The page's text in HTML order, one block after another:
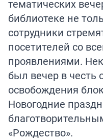
тематических
библиотеке не
сотрудники
посетителей со
проявлениями.
был вечер в честь
освобождения
Новогодние
«Рождество».